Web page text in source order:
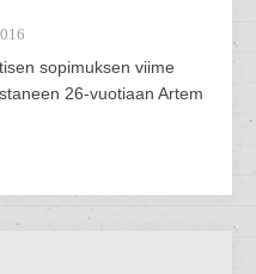
sopimuksen viime
26-vuotiaan Artem